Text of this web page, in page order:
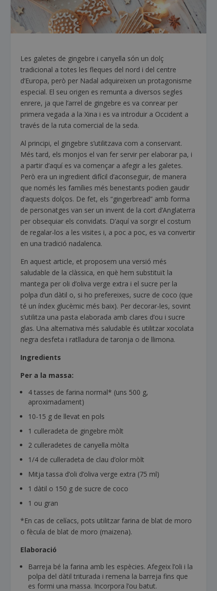
Les galetes de gingebre i canyella són un dolç
tradicional a totes les fleques del nord i del centre
d’Europa, però per Nadal adquireixen un protagonisme
especial. El seu origen es remunta a diversos segles
enrere, ja que l’arrel de gingebre es va conrear per
primera vegada a la Xina i es va introduir a Occident a
través de la ruta comercial de la seda.
Al principi, el gingebre s’utilitzava com a conservant.
Més tard, els monjos el van fer servir per elaborar pa, i
a partir d’aquí es va començar a afegir a les galetes.
Però era un ingredient difícil d’aconseguir, de manera
que només les famílies més benestants podien gaudir
d’aquests dolços. De fet, els “gingerbread” amb forma
de personatges van ser un invent de la cort d’Anglaterra
per obsequiar els convidats. D’aquí va sorgir el costum
de regalar-los a les visites i, a poc a poc, es va convertir
en una tradició nadalenca.
En aquest article, et proposem una versió més
saludable de la clàssica, en què hem substituït la
mantega per oli d’oliva verge extra i el sucre per la
polpa d’un dàtil o, si ho prefereixes, sucre de coco (que
té un índex glucèmic més baix). Per decorar-les, sovint
s’utilitza una pasta elaborada amb clares d’ou i sucre
glas. Una alternativa més saludable és utilitzar xocolata
negra desfeta i ratlladura de taronja o de llimona.
Ingredients
Per a la massa:
4 tasses de farina normal* (uns 500 g,
aproximadament)
10-15 g de llevat en pols
1 culleradeta de gingebre mòlt
2 culleradetes de canyella mòlta
1/4 de culleradeta de clau d’olor mòlt
Mitja tassa d’oli d’oliva verge extra (75 ml)
1 dàtil o 150 g de sucre de coco
1 ou gran
*En cas de celíacs, pots utilitzar farina de blat de moro
o fècula de blat de moro (maizena).
Elaboració
Barreja bé la farina amb les espècies. Afegeix l’oli i la
polpa del dàtil triturada i remena la barreja fins que
es formi una massa. Incorpora l’ou batut.